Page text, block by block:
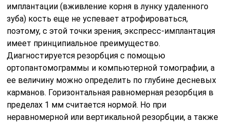
имплантации (вживление корня в лунку удаленного
зуба) кость еще не успевает атрофироваться,
поэтому, с этой точки зрения, экспресс-имплантация
имеет принципиальное преимущество.
Диагностируется резорбция с помощью
ортопантомограммы и компьютерной томографии, а
ее величину можно определить по глубине десневых
карманов. Горизонтальная равномерная резорбция в
пределах 1 мм считается нормой. Но при
неравномерной или вертикальной резорбции, а также